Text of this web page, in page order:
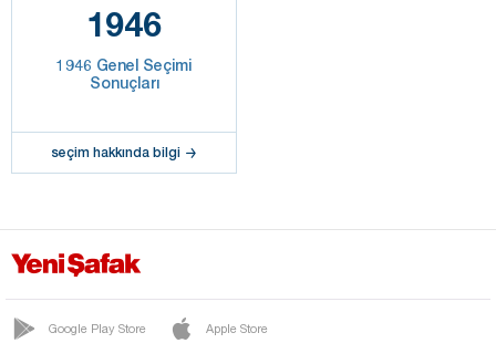
1946
1946 Genel Seçimi
Sonuçları
seçim hakkında bilgi
Google Play Store Apple Store